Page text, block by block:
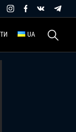
UA Пошук: